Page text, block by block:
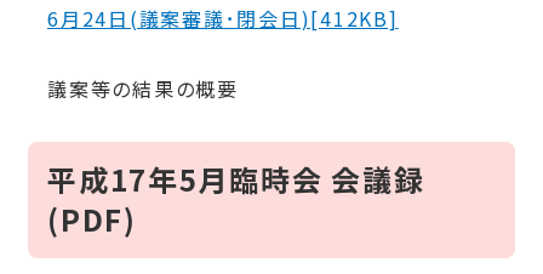
6月24日(議案審議･閉会日)[412KB]
議案等の結果の概要
平成17年5月臨時会 会議録
(PDF)